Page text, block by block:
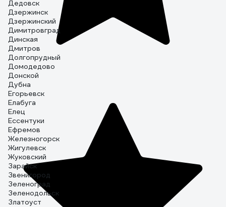
Дедовск
Дзержинск
Дзержинский
Димитровград
Динская
Дмитров
Долгопрудный
Домодедово
Донской
Дубна
Егорьевск
Елабуга
Елец
Ессентуки
Ефремов
Железногорск
Жигулевск
Жуковский
Зарайск
Звенигород
Зеленоград
Зеленодольск
Златоуст